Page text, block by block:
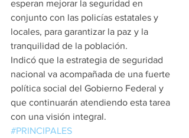
esperan mejorar la seguridad en
conjunto con las policías estatales y
locales, para garantizar la paz y la
tranquilidad de la población.
Indicó que la estrategia de seguridad
nacional va acompañada de una fuerte
política social del Gobierno Federal y
que continuarán atendiendo esta tarea
con una visión integral.
#PRINCIPALES